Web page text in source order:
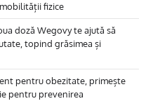
fizice
doză Wegovy te ajută să
topind grăsimea și
pentru obezitate, primește
pentru prevenirea